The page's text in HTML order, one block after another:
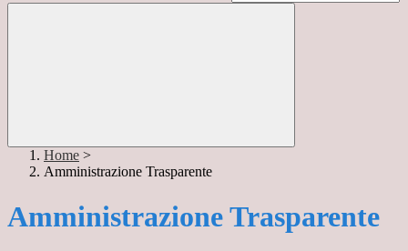
Home >
Amministrazione Trasparente
Amministrazione Trasparente